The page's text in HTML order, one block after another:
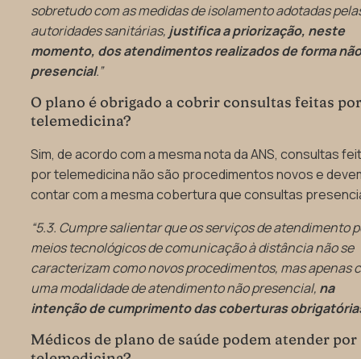
sobretudo com as medidas de isolamento adotadas
autoridades sanitárias, justifica a priorização, neste
momento, dos atendimentos realizados de forma
presencial.”
O plano é obrigado a cobrir consultas feitas
telemedicina?
Sim, de acordo com a mesma nota da ANS, consultas
por telemedicina não são procedimentos novos e
contar com a mesma cobertura que consultas
“5.3. Cumpre salientar que os serviços de atendimento
meios tecnológicos de comunicação à distância não se
caracterizam como novos procedimentos, mas apenas
uma modalidade de atendimento não presencial, na
intenção de cumprimento das coberturas
Médicos de plano de saúde podem atender por